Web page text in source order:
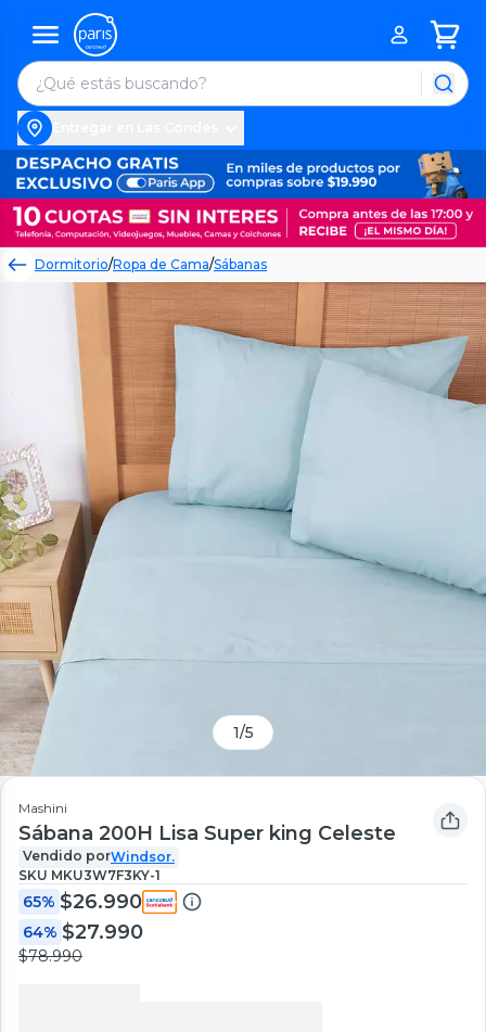
Dormitorio/Ropa de Cama/Sábanas
1/5
Mashini
Sábana 200H Lisa Super king Celeste
Vendido porWindsor.
SKU MKU3W7F3KY-1
65% $26.990
64% $27.990
$78.990